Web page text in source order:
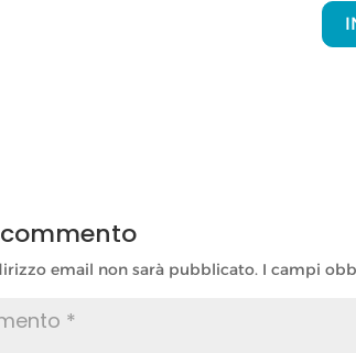
email non sarà pubblicato. I campi